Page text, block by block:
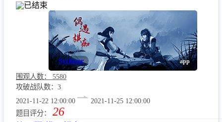
已结束
app
Syclover
围观人数：
5580
攻破战队数：3
2021-11-22 12:00:00
2021-11-25 12:00:00
题目评分： 26